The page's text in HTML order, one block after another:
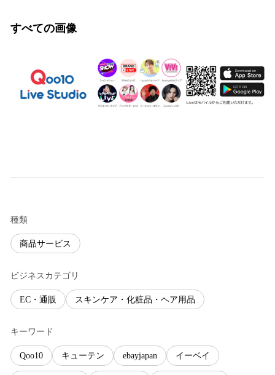
すべての画像
種類
商品サービス
ビジネスカテゴリ
EC・通販 スキンケア・化粧品・ヘア用品
キーワード
Qoo10 キューテン ebayjapan イーベイ